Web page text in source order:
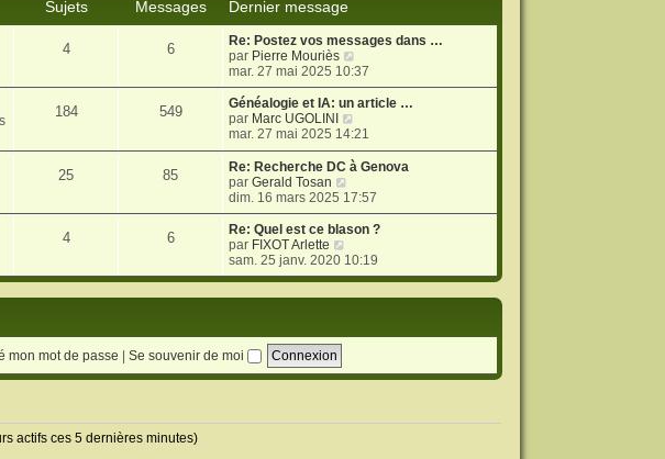
Sujets Messages
Dernier message
4 6
Re: Postez vos messages dans …
par Pierre Mouriès
o
i
r
e
d
e
n
e
m
s
s
mar. 27 mai 2025 10:37
184 549
Généalogie et IA: un article …
par Marc UGOLINI
o
i
r
e
d
e
n
e
r
a
mar. 27 mai 2025 14:21
25 85
Re: Recherche DC à Genova
parGerald Tosan
o
i
r
e
d
i
m
s
dim. 16 mars 2025 17:57
4 6
Re: Quel est ce blason ?
par FIXOT Arlette
o
i
d
n
r
sam. 25 janv. 2020 10:19
mon mot de passe | Se souvenir de moi
actifs ces 5 dernières minutes)